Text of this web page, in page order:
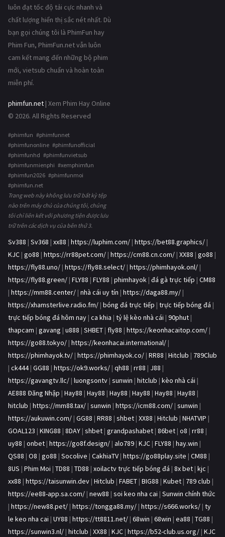
luôn đạt tốc độ tải cực nhanh và
chất lượng hiển thị sắc nét nhất. Dù
bạn gọi chúng tôi là PhimFun hay
Phim Fun, PhimFun.net vẫn luôn
cam kết mang đến những bộ phim
mới, vietsub chuẩn và hoàn toàn
miễn phí.
phimfun.net | Xem Phim Hay Online
© 2026. All Rights Reserved
#phimfun #phimfunnet
#phimfunonline #phimfunofficial
#phimfunhd #phimfunvietsub
#phimfunmienphi #xemphimfun
#phimfun2026 #phimfunmoi
#phimfun.net
Trang web này không lưu trữ bất kỳ tệp
nào trên máy chủ của chúng tôi, chúng
tôi chỉ liên kết với phương tiện được lưu
trữ trên các dịch vụ của bên thứ 3.
Sv388 | Sv368 | xx88 | https://luphim.com/ | https://bet88.graphics/ |
KJC | go88 | https://rr88pet.com/ | https://cm88.cn.com/ | XX88 | go88 |
https://fly88.uno/ | https://fly88.select/ | https://phimhayok.onl/ |
https://fly88.green/ | FLY88 | FLY88 | phimhayok | đá gà trực tiếp | CM88
| https://mm88.center/ | nhà cái uy tín | https://daga88.my/ |
https://xhamsterlive.radio.fm/ | bóng đá trực tiếp | trực tiếp bóng đá |
trực tiếp bóng đá hôm nay | ca khia | tỷ lệ kèo nhà cái | 90phut |
thapcam | gavang | u888 | SHBET | fly88 | https://keonhacaitop.com/ |
https://go88.tokyo/ | https://keonhacai.international/ |
https://phimhayok.tv/ | https://phimhayok.co/ | RR88 | Hitclub | 789Club
| ck444| GG88 | https://ok9.works/ | qh88 | rr88 | J88 |
https://gavangtv.llc/ | luongsontv | sunwin | hitclub | kèo nhà cái |
AE888 Đăng Nhập | Hay88 | Hay88 | Hay88 | Hay88 | Hay88 | Hay88 |
hitclub | https://mm88.tax/ | sunwin | https://icm88.com/ | sunwin |
https://aukuwin.com/ | GG88 | RR88 | shbet | XX88 | Hitclub | NHATVIP |
GOAL123 | KING88 | 8DAY | shbet | grandpashabet | 86bet | o8 | rr88 |
uy88 | onbet | https://go8f.design/ | alo789 | KJC | FLY88 | hay.win |
QS88 | O8 | go88 | Socolive | CakhiaTV | https://go88play.site | CM88 |
8US | Phim Moi | TD88 | TD88 | xoilactv trực tiếp bóng đá | 8x bet | kjc |
xx88 | https://taisunwin.dev | Hitclub | FABET | BIG88 | Kubet | 789 club |
https://ee88-app.sa.com/ | new88 | soi keo nha cai | Sunwin chính thức
| https://new88.pet/ | https://tongga88.my/ | https://s666.works/ | ty
le keo nha cai | UY88 | https://tt8811.net/ | 68win | 68win | ea88 | TG88 |
https://sunwin3.nl/ | hitclub | XX88 | KJC | https://b52-club.us.org/ | KJC